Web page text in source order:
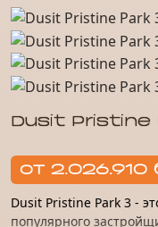
Dusit
от 2.026.910
Dusit Pristine Park 3 -
популярного